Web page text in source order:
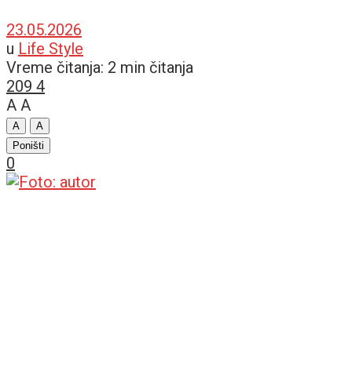
23.05.2026
u Life Style
Vreme čitanja: 2 min čitanja
209 4
A A
A
A
Poništi
0